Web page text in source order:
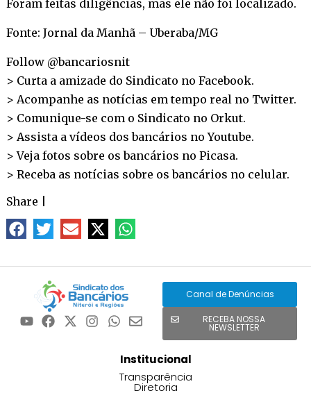
Foram feitas diligências, mas ele não foi localizado.
Fonte: Jornal da Manhã – Uberaba/MG
Follow @bancariosnit
> Curta a amizade do Sindicato no Facebook.
> Acompanhe as notícias em tempo real no Twitter.
> Comunique-se com o Sindicato no Orkut.
> Assista a vídeos dos bancários noYoutube.
> Veja fotos sobre os bancários no Picasa.
> Receba as notícias sobre os bancários no celular.
Share
Canal de Denúncias
RECEBA NOSSA
NEWSLETTER
Institucional
Transparência
Diretoria